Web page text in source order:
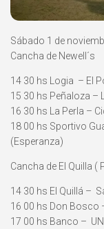
Sábado 1 de
Cancha de Newell´s
14 30 hs Logia – El
15 30 hs Peñaloza –
16 30 hs La Perla –
18 00 hs Sportivo
(Esperanza)
Cancha de El Quilla (
14 30 hs El Quillá –
16 00 hs Don Bosco
17 00 hs Banco –